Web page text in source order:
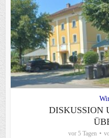
DISKUSSION
vor 5 Tagen